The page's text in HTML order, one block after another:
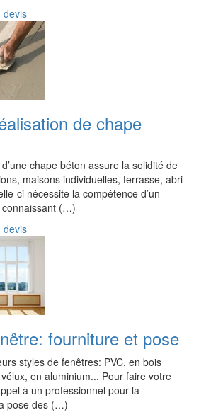
devis
de chape
chape béton assure la solidité de
maisons individuelles, terrasse, abri
ci nécessite la compétence d’un
connaissant (…)
devis
fourniture et pose
styles de fenêtres: PVC, en bois
en aluminium... Pour faire votre
à un professionnel pour la
pose des (…)